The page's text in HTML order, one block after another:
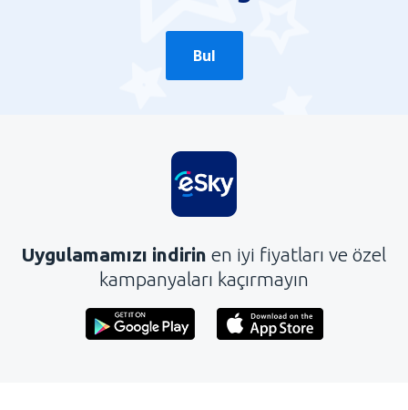
Bul
Uygulamamızı indirin en iyi fiyatları ve özel
kampanyaları kaçırmayın